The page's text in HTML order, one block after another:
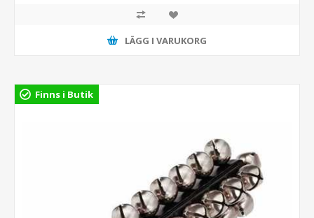
LÄGG I VARUKORG
Finns i Butik